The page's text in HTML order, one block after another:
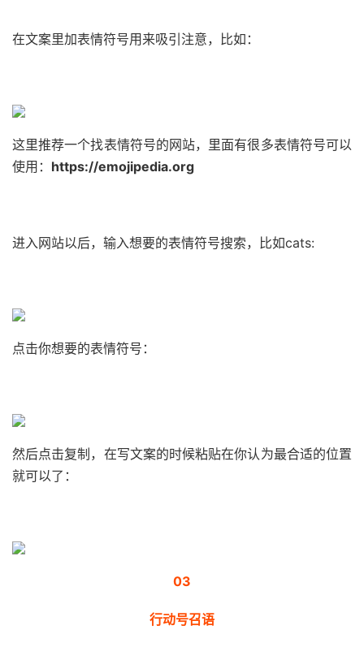
在文案里加表情符号用来吸引注意，比如：
这里推荐一个找表情符号的网站，里面有很多表情符号可以
使用： https://emojipedia.org
进入网站以后，输入想要的表情符号搜索，比如cats:
点击你想要的表情符号：
然后点击复制，在写文案的时候粘贴在你认为最合适的位置
就可以了：
03
行动号召语